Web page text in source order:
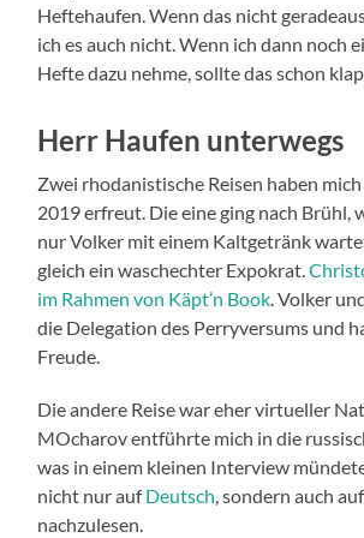
Heftehaufen. Wenn das nicht
ich es auch nicht. Wenn ich dann noch
Hefte dazu nehme, sollte das schon
Herr Haufen unterwegs
Zwei rhodanistische Reisen haben
2019 erfreut. Die eine ging nach Brühl,
nur Volker mit einem Kaltgetränk
gleich ein waschechter Expokrat.
im Rahmen von Käpt’n Book. Volker
die Delegation des Perryversums und
Freude.
Die andere Reise war eher virtueller
MOcharov entführte mich in die
was in einem kleinen Interview
nicht nur aufDeutsch, sondern auch auf
nachzulesen.